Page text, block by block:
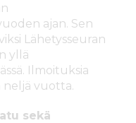
ajan. Sen
Lähetysseuran
yllä
Ilmoituksia
neljä vuotta.
sekä